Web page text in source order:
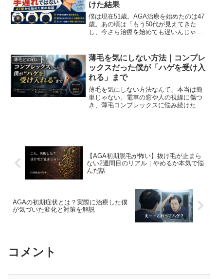
けた結果
僕は現在51歳。AGA治療を始めたのは47
歳。あの頃は「もう50代が見えてきた
し、今さら治療を始めても遅いんじゃな
からでも、AGA治療は決して手遅れでは
ない。むしろ...
薄毛との戦い
薄毛を気にしない方法｜コンプレ
ックスだった僕が「ハゲを受け入
れる」まで
薄毛を気にしない方法なんて、本当は簡
単じゃない。電車の窓や人の視線に傷つ
き、薄毛コンプレックスに悩み続けた僕
【AGA初期脱毛が怖い】抜け毛が止まら
ない2週間目のリアル｜やめるか本気で悩
んだ話
AGAの初期症状とは？実際に治療した僕
が気づいた変化と対策を解説
コメント